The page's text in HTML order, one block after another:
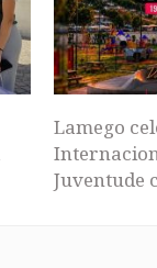
Lamego
Juventude